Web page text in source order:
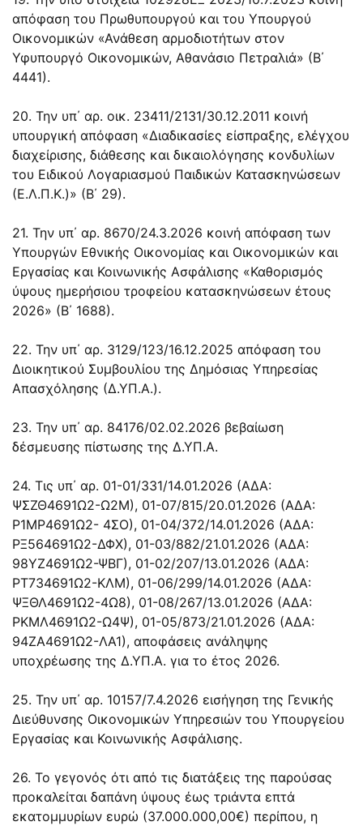
απόφαση του Πρωθυπουργού και του Υπουργού
Οικονομικών «Ανάθεση αρμοδιοτήτων στον
Υφυπουργό Οικονομικών, Αθανάσιο Πετραλιά» (Β΄
4441).
20. Την υπ΄ αρ. οικ. 23411/2131/30.12.2011 κοινή
υπουργική απόφαση «Διαδικασίες είσπραξης, ελέγχου
διαχείρισης, διάθεσης και δικαιολόγησης κονδυλίων
του Ειδικού Λογαριασμού Παιδικών Κατασκηνώσεων
(Ε.Λ.Π.Κ.)» (Β΄ 29).
21. Την υπ΄ αρ. 8670/24.3.2026 κοινή απόφαση των
Υπουργών Εθνικής Οικονομίας και Οικονομικών και
Εργασίας και Κοινωνικής Ασφάλισης «Καθορισμός
ύψους ημερήσιου τροφείου κατασκηνώσεων έτους
2026» (Β΄ 1688).
22. Την υπ΄ αρ. 3129/123/16.12.2025 απόφαση του
Διοικητικού Συμβουλίου της Δημόσιας Υπηρεσίας
Απασχόλησης (Δ.ΥΠ.Α.).
23. Την υπ΄ αρ. 84176/02.02.2026 βεβαίωση
δέσμευσης πίστωσης της Δ.ΥΠ.Α.
24. Τις υπ΄ αρ. 01-01/331/14.01.2026 (ΑΔΑ:
ΨΣΖΘ4691Ω2-Ω2Μ), 01-07/815/20.01.2026 (ΑΔΑ:
Ρ1ΜΡ4691Ω2- 4ΣΟ), 01-04/372/14.01.2026 (ΑΔΑ:
ΡΞ564691Ω2-ΔΦΧ), 01-03/882/21.01.2026 (ΑΔΑ:
98ΥΖ4691Ω2-ΨΒΓ), 01-02/207/13.01.2026 (ΑΔΑ:
ΡΤ734691Ω2-ΚΛΜ), 01-06/299/14.01.2026 (ΑΔΑ:
ΨΞΘΛ4691Ω2-4Ω8), 01-08/267/13.01.2026 (ΑΔΑ:
ΡΚΜΛ4691Ω2-Ω4Ψ), 01-05/873/21.01.2026 (ΑΔΑ:
94ΖΑ4691Ω2-ΛΑ1), αποφάσεις ανάληψης
υποχρέωσης της Δ.ΥΠ.Α. για το έτος 2026.
25. Την υπ΄ αρ. 10157/7.4.2026 εισήγηση της Γενικής
Διεύθυνσης Οικονομικών Υπηρεσιών του Υπουργείου
Εργασίας και Κοινωνικής Ασφάλισης.
26. Το γεγονός ότι από τις διατάξεις της παρούσας
προκαλείται δαπάνη ύψους έως τριάντα επτά
εκατομμυρίων ευρώ (37.000.000,00€) περίπου, η